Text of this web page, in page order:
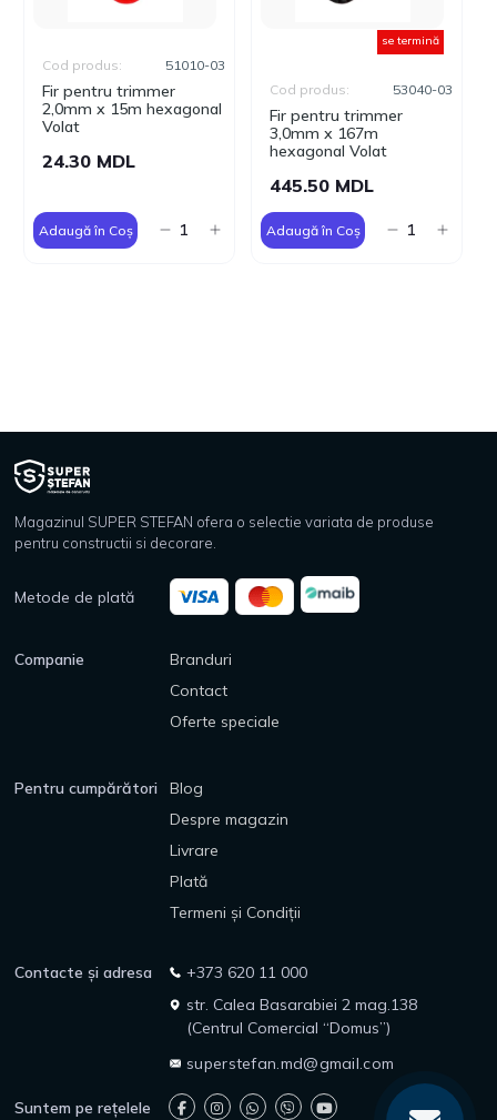
Fir pentru trimmer
2,0mm х 15m hexagonal
Volat
Cod produs: 51010-03
24.30 MDL
Adaugă în Coș
se termină
Fir pentru trimmer
3,0mm х 167m
hexagonal Volat
Cod produs: 53040-03
445.50 MDL
Adaugă în Coș
Magazinul SUPER STEFAN ofera o selectie variata de produse
pentru constructii si decorare.
Metode de plată
Companie
Branduri
Contact
Oferte speciale
Pentru cumpărători
Blog
Despre magazin
Livrare
Plată
Termeni și Condiții
Contacte și adresa
+373 620 11 000
str. Calea Basarabiei 2 mag.138
(Centrul Comercial “Domus”)
superstefan.md@gmail.com
Suntem pe rețelele